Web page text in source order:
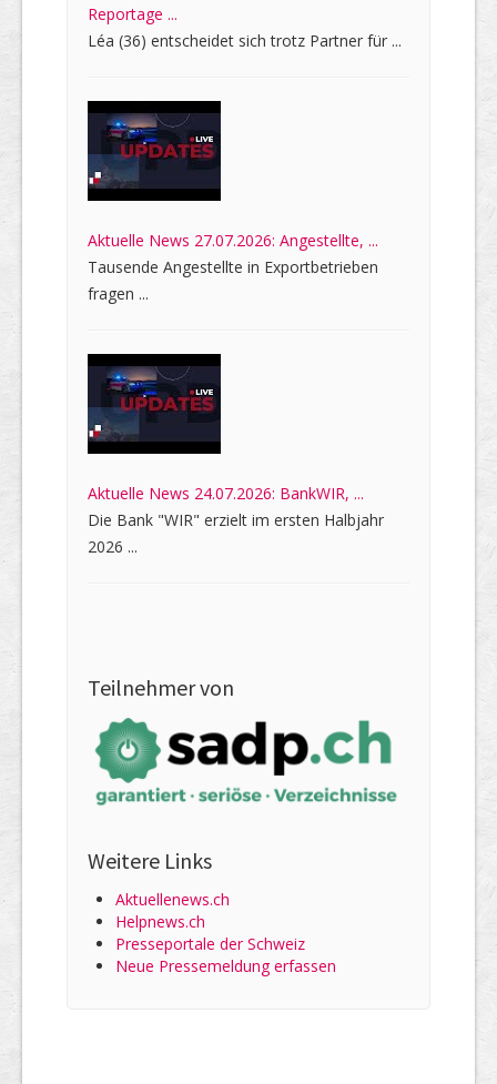
Reportage ...
Léa (36) entscheidet sich trotz Partner für ...
Aktuelle News 27.07.2026: Angestellte, ...
Tausende Angestellte in Exportbetrieben
fragen ...
Aktuelle News 24.07.2026: BankWIR, ...
Die Bank "WIR" erzielt im ersten Halbjahr
2026 ...
Teilnehmer von
Weitere Links
Aktuellenews.ch
Helpnews.ch
Presseportale der Schweiz
Neue Pressemeldung erfassen